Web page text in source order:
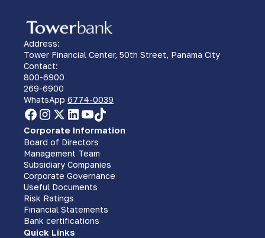
Address:
Tower Financial Center, 50th Street, Panama City
Contact:
800-6900
269-6900
WhatsApp 6774-0039
Corporate Information
Board of Directors
Management Team
Subsidiary Companies
Corporate Governance
Useful Documents
Risk Ratings
Financial Statements
Bank certifications
Quick Links